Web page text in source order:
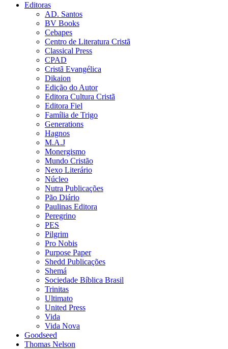
Editoras
AD. Santos
BV Books
Cebapes
Centro de Literatura Cristã
Classical Press
CPAD
Cristã Evangélica
Dikaion
Edição do Autor
Editora Cultura Cristã
Editora Fiel
Família de Trigo
Generations
Hagnos
M.A.J
Monergismo
Mundo Cristão
Nexo Literário
Núcleo
Nutra Publicações
Pão Diário
Paulinas Editora
Peregrino
PES
Pilgrim
Pro Nobis
Purpose Paper
Shedd Publicações
Shemá
Sociedade Bíblica Brasil
Trinitas
Ultimato
United Press
Vida
Vida Nova
Goodseed
Thomas Nelson